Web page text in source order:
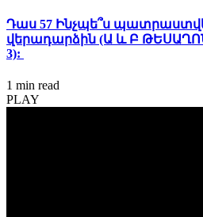
Դաս 57 Ինչպե՞ս
վերադարձին (Ա և Բ
3):
1 min read
PLAY